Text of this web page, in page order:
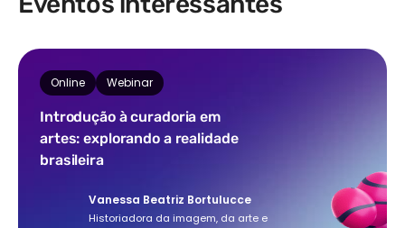
sobre arte e literatura publicados em
curadoria de exposições e projetos
interdisciplinares, com foco nas relações
entre crítica, história da arte, performance e
museologia.
Online Webinar
Introdução à curadoria em
artes: explorando a realidade
brasileira
Vanessa Beatriz Bortulucce
Historiadora da imagem, da arte e